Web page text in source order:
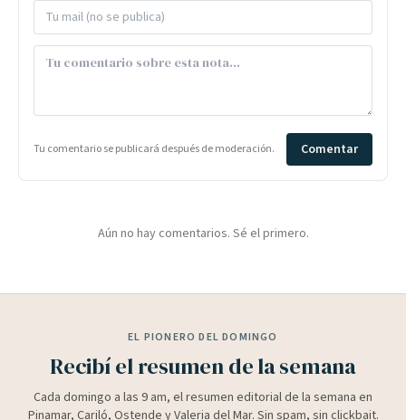
Tu comentario se publicará después de moderación. Comentar
Aún no hay comentarios. Sé el primero.
EL PIONERO DEL DOMINGO
Recibí el resumen de la semana
Cada domingo a las 9 am, el resumen editorial de la semana en
Pinamar, Cariló, Ostende y Valeria del Mar. Sin spam, sin clickbait.